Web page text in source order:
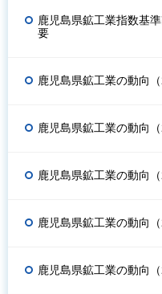
鹿児島県鉱工業指数基
要
鹿児島県鉱工業の動向（
鹿児島県鉱工業の動向
鹿児島県鉱工業の動向
鹿児島県鉱工業の動向
鹿児島県鉱工業の動向（